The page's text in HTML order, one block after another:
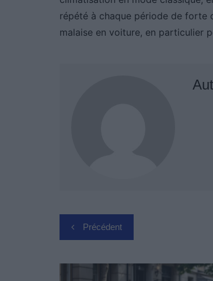
répété à chaque période de forte
malaise en voiture, en particulier
Navigation
de
l’article
Précédent